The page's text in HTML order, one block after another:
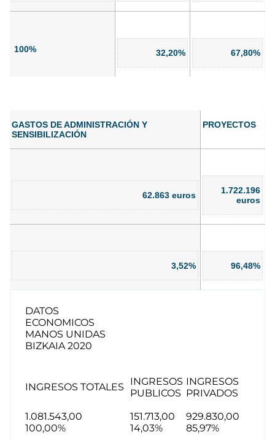
100% 32,20% 67,80%
GASTOS DE ADMINISTRACIÓN Y
SENSIBILIZACIÓN
PROYECTOS
62.863 euros
1.722.196
euros
3,52% 96,48%
DATOS
ECONOMICOS
MANOS UNIDAS
BIZKAIA 2020
INGRESOS TOTALES
INGRESOS
PUBLICOS
INGRESOS
PRIVADOS
1.081.543,00
151.713,00
929.830,00
100,00%
14,03% 85,97%